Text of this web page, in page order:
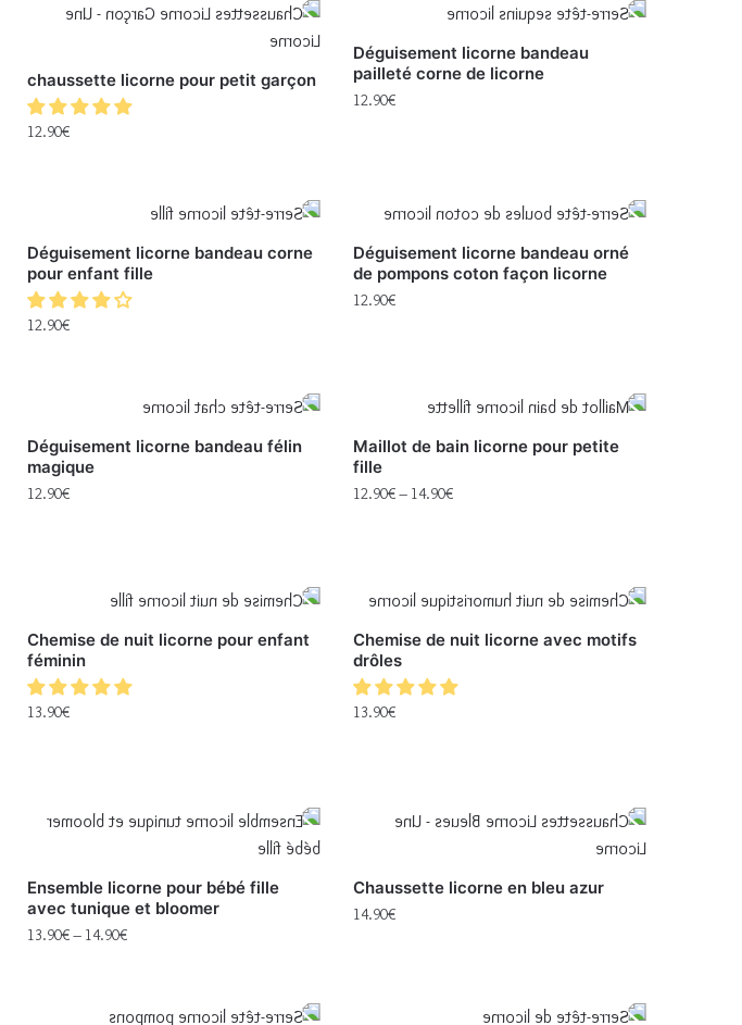
chaussette licorne pour petit garçon
12.90€
Déguisement licorne bandeau
pailleté corne de licorne
12.90€
Déguisement licorne bandeau corne
pour enfant fille
12.90€
Déguisement licorne bandeau orné
de pompons coton façon licorne
12.90€
Déguisement licorne bandeau félin
magique
12.90€
Maillot de bain licorne pour petite
fille
12.90€– 14.90€
Chemise de nuit licorne pour enfant
féminin
13.90€
Chemise de nuit licorne avec motifs
drôles
13.90€
Ensemble licorne pour bébé fille
avec tunique et bloomer
13.90€– 14.90€
Chaussette licorne en bleu azur
14.90€